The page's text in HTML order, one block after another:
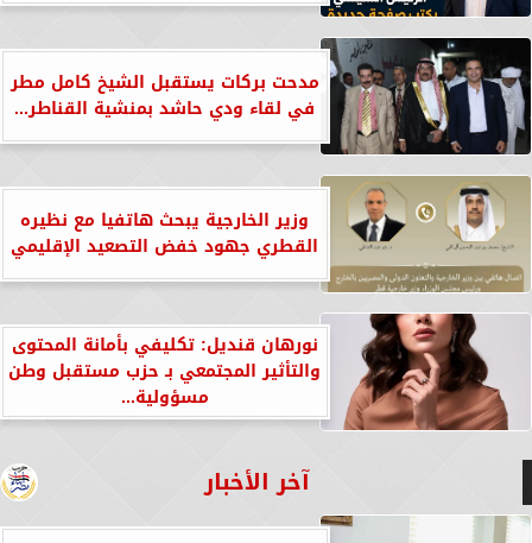
مدحت بركات يستقبل الشيخ كامل مطر
في لقاء ودي حاشد بمنشية القناطر...
وزير الخارجية يبحث هاتفيا مع نظيره
القطري جهود خفض التصعيد الإقليمي
نورهان قنديل: تكليفي بأمانة المحتوى
والتأثير المجتمعي بـ حزب مستقبل وطن
مسؤولية...
آخر الأخبار